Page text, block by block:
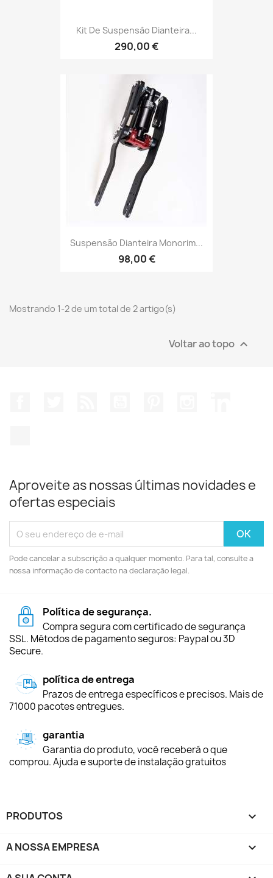
Kit De Suspensão Dianteira...
290,00 €
Suspensão Dianteira Monorim...
98,00 €
Mostrando 1-2 de um total de 2 artigo(s)
Voltar ao topo 
Aproveite as nossas últimas novidades e
ofertas especiais
Pode cancelar a subscrição a qualquer momento. Para tal, consulte a
nossa informação de contacto na declaração legal.
Política de segurança.
Compra segura com certificado de segurança
SSL. Métodos de pagamento seguros: Paypal ou 3D
Secure.
política de entrega
Prazos de entrega específicos e precisos. Mais de
71000 pacotes entregues.
garantia
Garantia do produto, você receberá o que
comprou. Ajuda e suporte de instalação gratuitos
PRODUTOS 
A NOSSA EMPRESA 